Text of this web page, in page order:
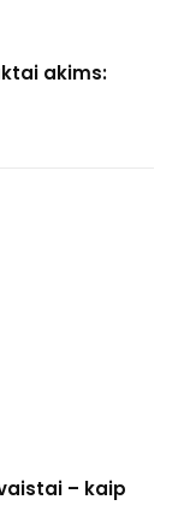
akims:
– kaip